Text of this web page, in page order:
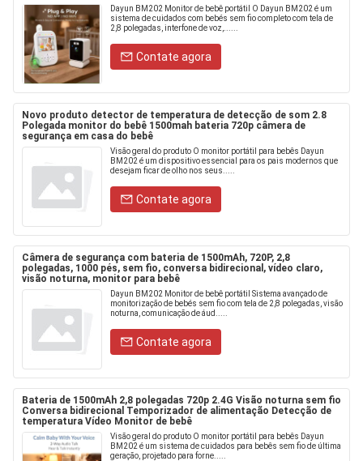
Dayun BM202 Monitor de bebê portátil O Dayun BM202 é um
sistema de cuidados com bebés sem fio completo com tela de
2,8 polegadas, interfone de voz,......
Contate agora
Novo produto detector de temperatura de detecção de som 2.8
Polegada monitor do bebê 1500mah bateria 720p câmera de
segurança em casa do bebê
Visão geral do produto O monitor portátil para bebês Dayun
BM202 é um dispositivo essencial para os pais modernos que
desejam ficar de olho nos seus.....
Contate agora
Câmera de segurança com bateria de 1500mAh, 720P, 2,8
polegadas, 1000 pés, sem fio, conversa bidirecional, vídeo claro,
visão noturna, monitor para bebê
Dayun BM202 Monitor de bebê portátil Sistema avançado de
monitorização de bebés sem fio com tela de 2,8 polegadas, visão
noturna, comunicação de áud.....
Contate agora
Bateria de 1500mAh 2,8 polegadas 720p 2.4G Visão noturna sem fio
Conversa bidirecional Temporizador de alimentação Detecção de
temperatura Vídeo Monitor de bebê
Visão geral do produto O monitor portátil para bebês Dayun
BM202 é um sistema de cuidados para bebês sem fio de última
geração, projetado para forne.....